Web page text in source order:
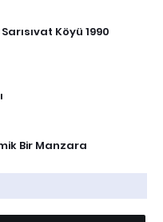
Köyü 1990
Bir Manzara